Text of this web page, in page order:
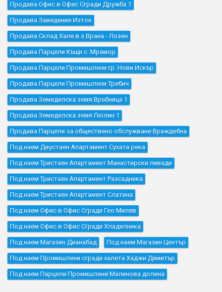
Продава Офис в Офис Сгради Дружба 1
Продава Заведение Изток
Продава Склад Хале в.з.Врана - Лозен
Продава Парцели Къщи с. Мрамор
Продава Парцели Промишлени гр. Нови Искър
Продава Парцели Промишлени Требич
Продава Земеделска земя Връбница 1
Продава Земеделска земя Люлин 1
Продава Парцели за обществено обслужване Враждебна
Под наем Двустаен Апартамент Сухата река
Под наем Тристаен Апартамент Манастирски ливади
Под наем Тристаен Апартамент Разсадника
Под наем Тристаен Апартамент Слатина
Под наем Офис в Офис Сгради Гео Милев
Под наем Офис в Офис Сгради Хладилника
Под наем Магазин Дианабад Под наем Магазин Център
Под наем Промишлени сгради халета Хаджи Димитър
Под наем Парцели Промишлени Малинова долина